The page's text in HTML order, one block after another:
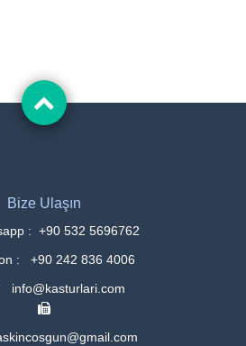
Bize Ulaşın
: +90 532 5696762
: +90 242 836 4006
info@kasturlari.com